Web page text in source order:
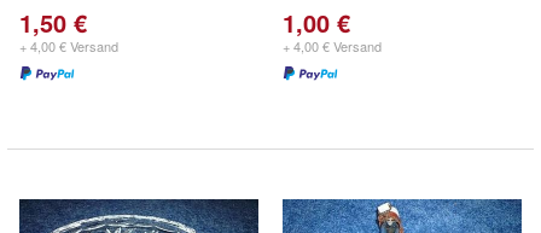
1,50 €
+ 4,00 € Versand
1,00 €
+ 4,00 € Versand